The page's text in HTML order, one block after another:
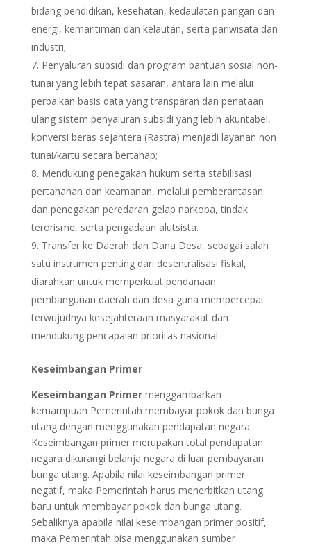
bidang pendidikan, kesehatan, kedaulatan pangan dan
energi, kemaritiman dan kelautan, serta pariwisata dan
industri;
Penyaluran subsidi dan program bantuan sosial non-
tunai yang lebih tepat sasaran, antara lain melalui
perbaikan basis data yang transparan dan penataan
ulang sistem penyaluran subsidi yang lebih akuntabel,
konversi beras sejahtera (Rastra) menjadi layanan non
tunai/kartu secara bertahap;
Mendukung penegakan hukum serta stabilisasi
pertahanan dan keamanan, melalui pemberantasan
dan penegakan peredaran gelap narkoba, tindak
terorisme, serta pengadaan alutsista.
Transfer ke Daerah dan Dana Desa, sebagai salah
satu instrumen penting dari desentralisasi fiskal,
diarahkan untuk memperkuat pendanaan
pembangunan daerah dan desa guna mempercepat
terwujudnya kesejahteraan masyarakat dan
mendukung pencapaian prioritas nasional
Keseimbangan Primer
Keseimbangan Primermenggambarkan
kemampuan Pemerintah membayar pokok dan bunga
utang dengan menggunakan pendapatan negara.
Keseimbangan primer merupakan total pendapatan
negara dikurangi belanja negara di luar pembayaran
bunga utang. Apabila nilai keseimbangan primer
negatif, maka Pemerintah harus menerbitkan utang
baru untuk membayar pokok dan bunga utang.
Sebaliknya apabila nilai keseimbangan primer positif,
maka Pemerintah bisa menggunakan sumber